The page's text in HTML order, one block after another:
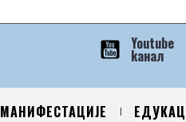
Youtube
kанал
МАНИФЕСТАЦИЈЕ